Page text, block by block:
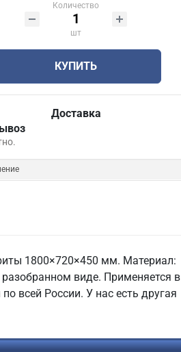
Количество
шт
КУПИТЬ
Доставка
1800×720×450 мм. Материал:
виде. Применяется в
всей России. У нас есть другая